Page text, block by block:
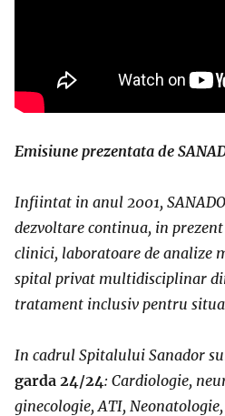
Emisiune prezentata de
Infiintat in anul 2001,
dezvoltare continua, in
clinici, laboratoare de analize
spital privat multidisciplinar
tratament inclusiv pentru
In cadrul Spitalului Sanador
garda 24/24: Cardiologie,
ginecologie, ATI,